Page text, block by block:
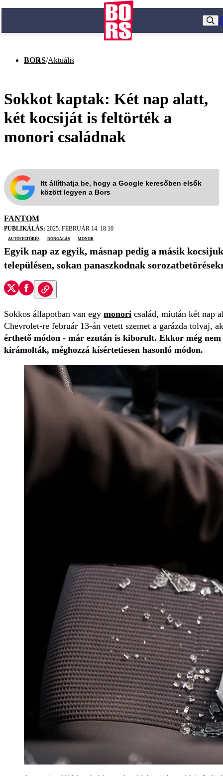
BORS/Aktuális
Sokkot kaptak: Két nap alatt,
két kocsiját is feltörték a
monori családnak
Itt állíthatja be, hogy a Google keresőben elsők
között legyen a Bors
FANTOM
PUBLIKÁLÁS: 2025. FEBRUÁR 14. 18:10
autófeltörés
rongálás Monor
Egyik nap az egyik, másnap pedig a másik
településen, sokan panaszkodnak
Sokkos állapotban van egy monori család, miután két nap
Chevrolet-re február 13-án vetett szemet a garázda tolvaj,
érthető módon - már ezután is kiborult. Ekkor még
kirámolták, méghozzá kísértetiesen hasonló módon.